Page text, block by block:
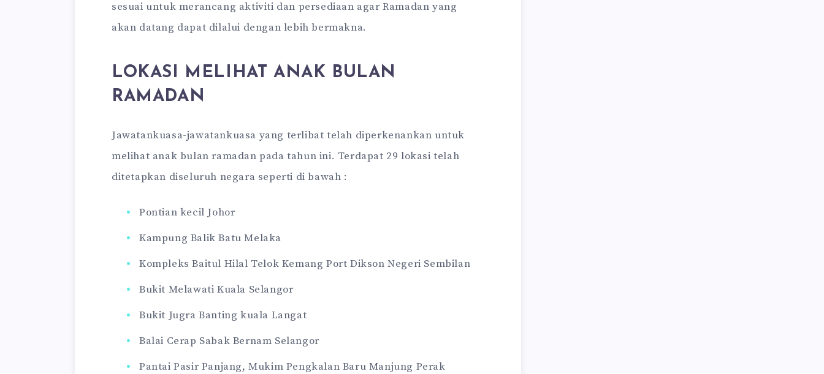
sesuai untuk merancang aktiviti dan persediaan agar Ramadan yang
akan datang dapat dilalui dengan lebih bermakna.
LOKASI MELIHAT ANAK BULAN
RAMADAN
Jawatankuasa-jawatankuasa yang terlibat telah diperkenankan untuk
melihat anak bulan ramadan pada tahun ini. Terdapat 29 lokasi telah
ditetapkan diseluruh negara seperti di bawah :
Pontian kecil Johor
Kampung Balik Batu Melaka
Kompleks Baitul Hilal Telok Kemang Port Dikson Negeri Sembilan
Bukit Melawati Kuala Selangor
Bukit Jugra Banting kuala Langat
Balai Cerap Sabak Bernam Selangor
Pantai Pasir Panjang, Mukim Pengkalan Baru Manjung Perak